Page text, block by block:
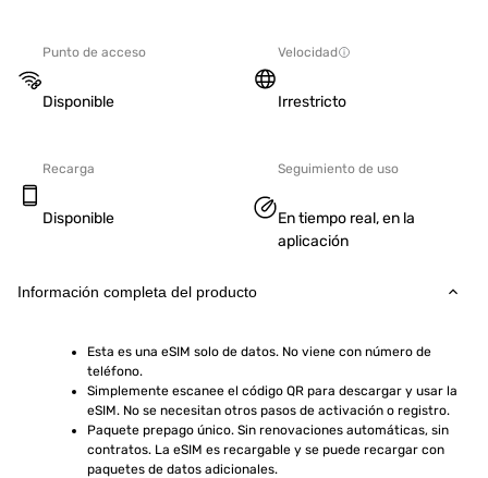
Punto de acceso
Disponible
Velocidad
Irrestricto
Recarga
Disponible
Seguimiento de uso
En tiempo real, en la
aplicación
Información completa del producto
Esta es una eSIM solo de datos. No viene con número de
teléfono.
Simplemente escanee el código QR para descargar y usar la
eSIM. No se necesitan otros pasos de activación o registro.
Paquete prepago único. Sin renovaciones automáticas, sin
contratos. La eSIM es recargable y se puede recargar con
paquetes de datos adicionales.